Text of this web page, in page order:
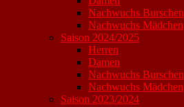
Nachwuchs Burschen
Nachwuchs Mädchen
Saison 2024/2025
Herren
Damen
Nachwuchs Burschen
Nachwuchs Mädchen
Saison 2023/2024